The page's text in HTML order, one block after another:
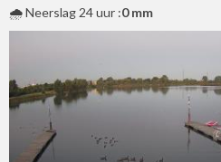
🌧️ Neerslag 24 uur :0 mm